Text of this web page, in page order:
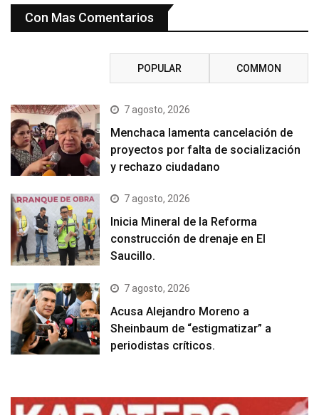
Con Mas Comentarios
POPULAR COMMON
7 agosto, 2026
Menchaca lamenta cancelación de
proyectos por falta de socialización
y rechazo ciudadano
7 agosto, 2026
Inicia Mineral de la Reforma
construcción de drenaje en El
Saucillo.
7 agosto, 2026
Acusa Alejandro Moreno a
Sheinbaum de “estigmatizar” a
periodistas críticos.